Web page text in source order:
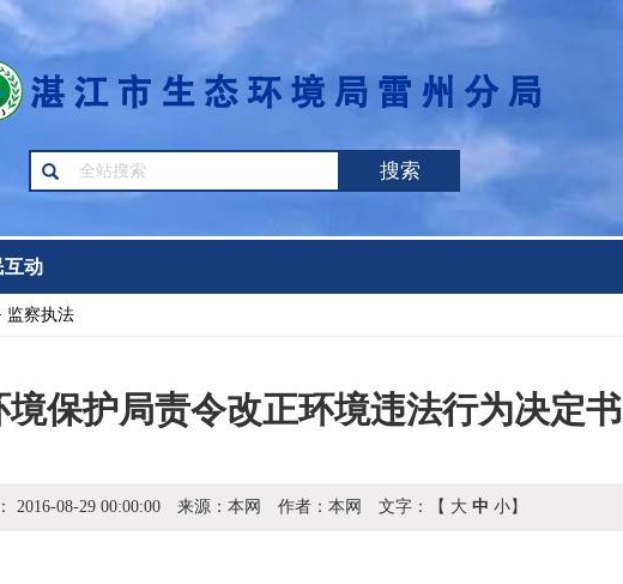
搜索
互动
监察执法
境保护局责令改正环境违法行为决定书
2016-08-29 00:00:00 来源： 本网 作者： 本网 文字：【 大 中 小】